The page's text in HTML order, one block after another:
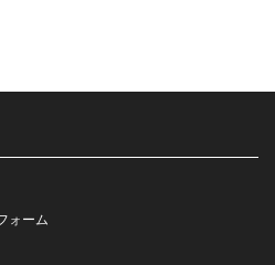
ォーム